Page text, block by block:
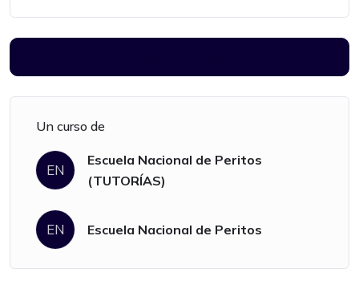
Un curso de
EN
Escuela Nacional de Peritos
(TUTORÍAS)
EN Escuela Nacional de Peritos